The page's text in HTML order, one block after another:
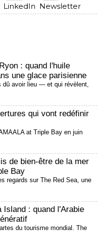
LinkedIn Newsletter
: quand l'huile
une glace parisienne
dû avoir lieu — et qui révèlent,
qui vont redéfinir
at Triple Bay en juin
de bien-être de la mer
Bay
regards sur The Red Sea, une
Island : quand l'Arabie
du tourisme mondial. The